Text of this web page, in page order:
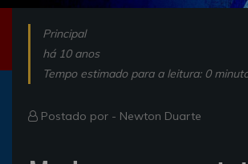
Principal
há 10 anos
Tempo estimado para a leitura: 0
Postado por - Newton Duarte